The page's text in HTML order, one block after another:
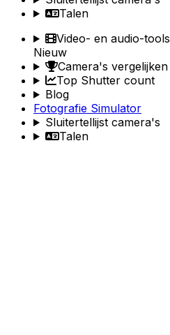
Talen
Video- en audio-tools
Nieuw
Camera's vergelijken
Top Shutter count
Blog
Fotografie Simulator
Sluitertellijst camera's
Talen